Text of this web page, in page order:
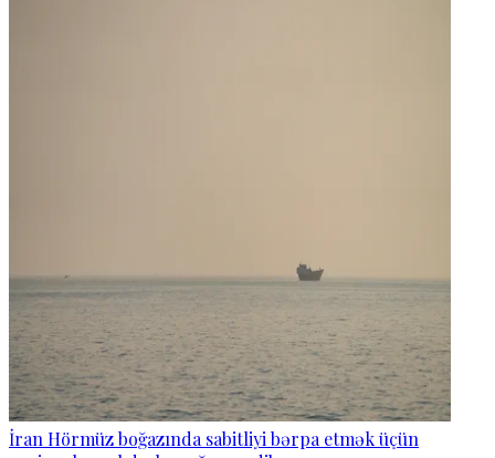
İran Hörmüz boğazında sabitliyi bərpa etmək üçün